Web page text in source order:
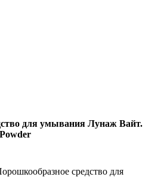
для умывания Лунаж Вайт.
средство для